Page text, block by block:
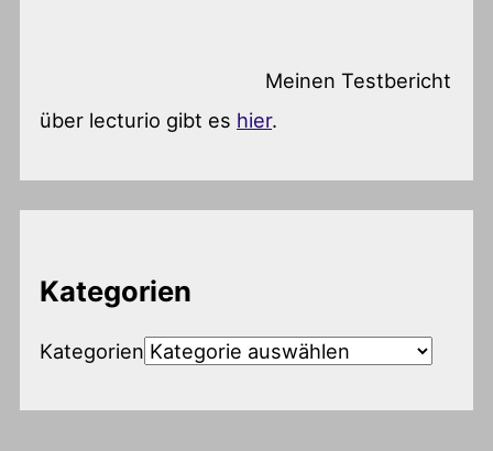
Meinen Testbericht
über lecturio gibt es hier.
Kategorien
Kategorien